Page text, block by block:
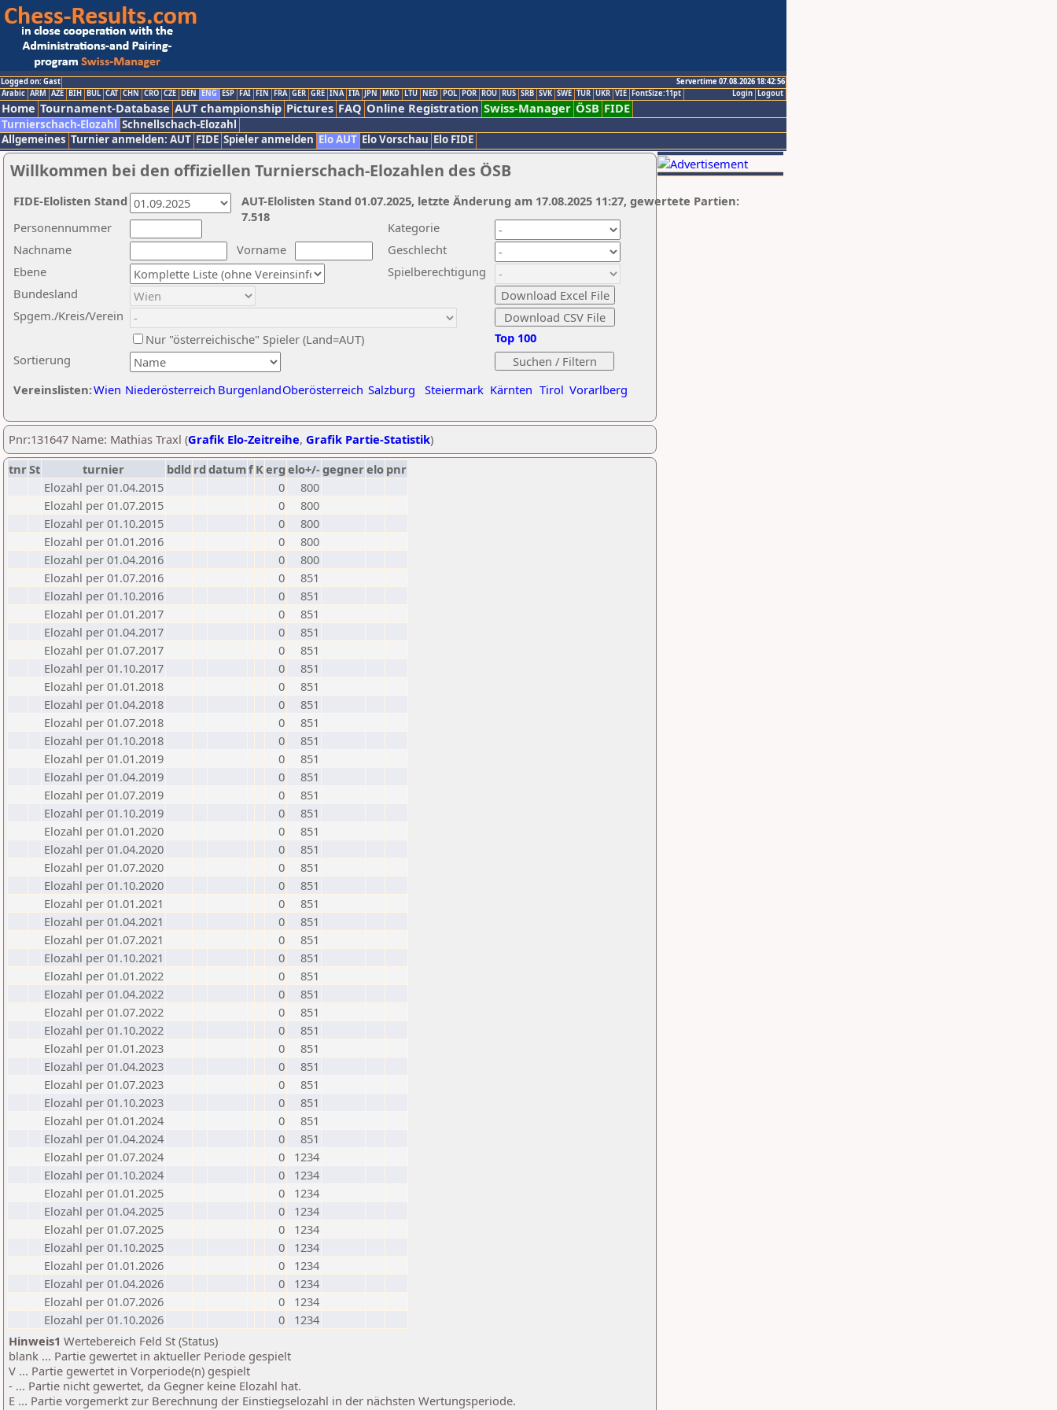
Logged on: Gast
Servertime 07.08.2026 18:42:56
Logout
Login
Arabic ARM AZE BIH BUL CAT CHN CRO CZE DEN ENG ESP FAI FIN FRA GER GRE INA ITA JPN MKD LTU NED POL POR ROU RUS SRB SVK SWE TUR UKR VIE FontSize:11pt
Home Tournament-Database AUT championship Pictures FAQ Online Registration Swiss-Manager ÖSB FIDE
Turnierschach-Elozahl Schnellschach-Elozahl
Allgemeines Turnier anmelden: AUT FIDE Spieler anmelden Elo AUT Elo Vorschau Elo FIDE
Willkommen bei den offiziellen Turnierschach-Elozahlen des ÖSB
Nachname
Vorname
Ebene
Kategorie
Sortierung
Personennummer
Bundesland
Spgem./Kreis/Verein
Geschlecht
Nur "österreichische" Spieler (Land=AUT)
Spielberechtigung
Vereinslisten:Wien Niederösterreich BurgenlandOberösterreich Salzburg Steiermark Kärnten Tirol Vorarlberg
Top 100
AUT-Elolisten Stand 01.07.2025, letzte Änderung am 17.08.2025 11:27, gewertete Partien:
7.518
FIDE-Elolisten Stand
Pnr:131647 Name: Mathias Traxl (Grafik Elo-Zeitreihe, Grafik Partie-Statistik)
tnrSt turnier bdld rd datumf Kerg elo+/-gegnerelo pnr
Elozahl per 01.04.2015
0
800
Elozahl per 01.07.2015
0
800
Elozahl per 01.10.2015
0
800
Elozahl per 01.01.2016
0
800
Elozahl per 01.04.2016
0
800
Elozahl per 01.07.2016
0
851
Elozahl per 01.10.2016
0
851
Elozahl per 01.01.2017
0
851
Elozahl per 01.04.2017
0
851
Elozahl per 01.07.2017
0
851
Elozahl per 01.10.2017
0
851
Elozahl per 01.01.2018
0
851
Elozahl per 01.04.2018
0
851
Elozahl per 01.07.2018
0
851
Elozahl per 01.10.2018
0
851
Elozahl per 01.01.2019
0
851
Elozahl per 01.04.2019
0
851
Elozahl per 01.07.2019
0
851
Elozahl per 01.10.2019
0
851
Elozahl per 01.01.2020
0
851
Elozahl per 01.04.2020
0
851
Elozahl per 01.07.2020
0
851
Elozahl per 01.10.2020
0
851
Elozahl per 01.01.2021
0
851
Elozahl per 01.04.2021
0
851
Elozahl per 01.07.2021
0
851
Elozahl per 01.10.2021
0
851
Elozahl per 01.01.2022
0
851
Elozahl per 01.04.2022
0
851
Elozahl per 01.07.2022
0
851
Elozahl per 01.10.2022
0
851
Elozahl per 01.01.2023
0
851
Elozahl per 01.04.2023
0
851
Elozahl per 01.07.2023
0
851
Elozahl per 01.10.2023
0
851
Elozahl per 01.01.2024
0
851
Elozahl per 01.04.2024
0
851
Elozahl per 01.07.2024
0
1234
Elozahl per 01.10.2024
0
1234
Elozahl per 01.01.2025
0
1234
Elozahl per 01.04.2025
0
1234
Elozahl per 01.07.2025
0
1234
Elozahl per 01.10.2025
0
1234
Elozahl per 01.01.2026
0
1234
Elozahl per 01.04.2026
0
1234
Elozahl per 01.07.2026
0
1234
Elozahl per 01.10.2026
0
1234
Hinweis1 Wertebereich Feld St (Status)
blank ... Partie gewertet in aktueller Periode gespielt
V ... Partie gewertet in Vorperiode(n) gespielt
- ... Partie nicht gewertet, da Gegner keine Elozahl hat.
E ... Partie vorgemerkt zur Berechnung der Einstiegselozahl in der nächsten Wertungsperiode.